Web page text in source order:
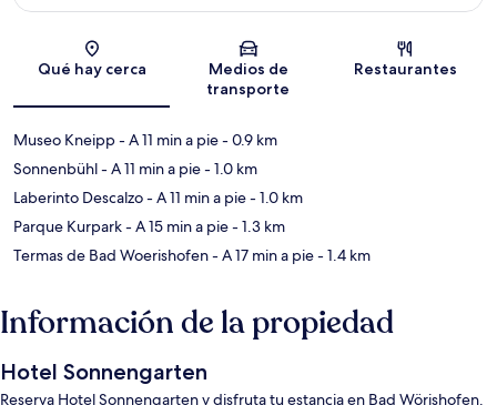
Sección del mapa
Qué hay cerca
Medios de
transporte
Restaurantes
Museo Kneipp- A 11 min a pie- 0.9 km
Sonnenbühl- A 11 min a pie- 1.0 km
Laberinto Descalzo- A 11 min a pie- 1.0 km
Parque Kurpark- A 15 min a pie- 1.3 km
Termas de Bad Woerishofen- A 17 min a pie- 1.4 km
Información de la propiedad
Hotel Sonnengarten
Reserva Hotel Sonnengarten y disfruta tu estancia en Bad Wörishofen.